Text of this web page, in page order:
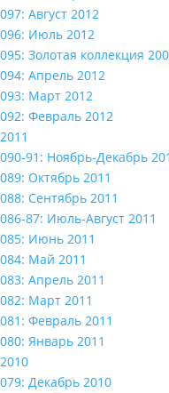
097: Август 2012
096: Июль 2012
095: Золотая коллекция
094: Апрель 2012
093: Март 2012
092: Февраль 2012
2011
090-91: Ноябрь-Декабрь
089: Октябрь 2011
088: Сентябрь 2011
086-87: Июль-Август 2011
085: Июнь 2011
084: Май 2011
083: Апрель 2011
082: Март 2011
081: Февраль 2011
080: Январь 2011
2010
079: Декабрь 2010